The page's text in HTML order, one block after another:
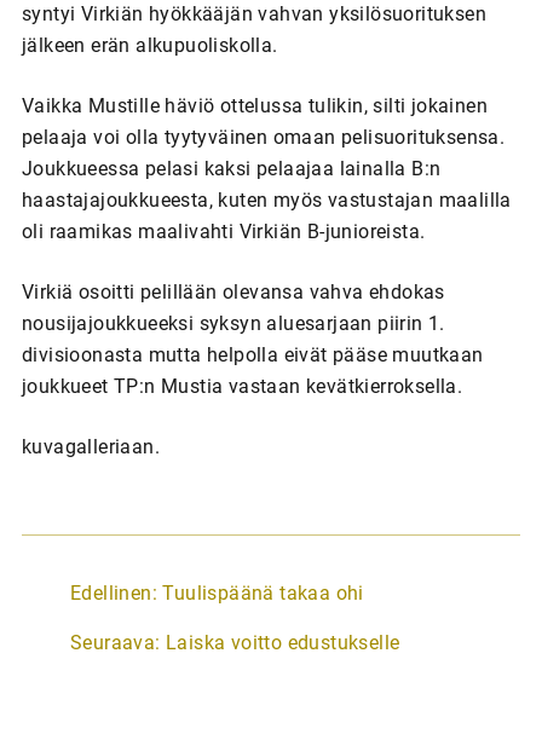
syntyi Virkiän hyökkääjän vahvan yksilösuorituksen
jälkeen erän alkupuoliskolla.
Vaikka Mustille häviö ottelussa tulikin, silti jokainen
pelaaja voi olla tyytyväinen omaan pelisuorituksensa.
Joukkueessa pelasi kaksi pelaajaa lainalla B:n
haastajajoukkueesta, kuten myös vastustajan maalilla
oli raamikas maalivahti Virkiän B-junioreista.
Virkiä osoitti pelillään olevansa vahva ehdokas
nousijajoukkueeksi syksyn aluesarjaan piirin 1.
divisioonasta mutta helpolla eivät pääse muutkaan
joukkueet TP:n Mustia vastaan kevätkierroksella.
kuvagalleriaan.
A
t
Edellinen: Tuulispäänä takaa ohi
Seuraava: Laiska voitto edustukselle